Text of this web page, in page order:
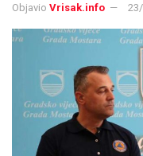
Objavio Vrisak.info